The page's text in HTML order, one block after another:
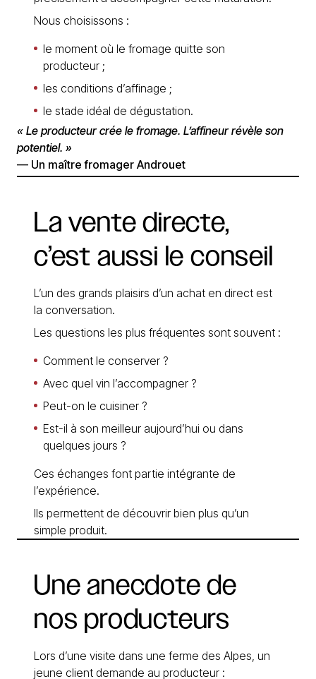
Nous choisissons :
le moment où le fromage quitte son
producteur ;
les conditions d’affinage ;
le stade idéal de dégustation.
« Le producteur crée le fromage. L’affineur révèle son
potentiel. »
— Un maître fromager Androuet
La vente directe,
c’est aussi le conseil
L’un des grands plaisirs d’un achat en direct est
la conversation.
Les questions les plus fréquentes sont souvent :
Comment le conserver ?
Avec quel vin l’accompagner ?
Peut-on le cuisiner ?
Est-il à son meilleur aujourd’hui ou dans
quelques jours ?
Ces échanges font partie intégrante de
l’expérience.
Ils permettent de découvrir bien plus qu’un
simple produit.
Une anecdote de
nos producteurs
Lors d’une visite dans une ferme des Alpes, un
jeune client demande au producteur :